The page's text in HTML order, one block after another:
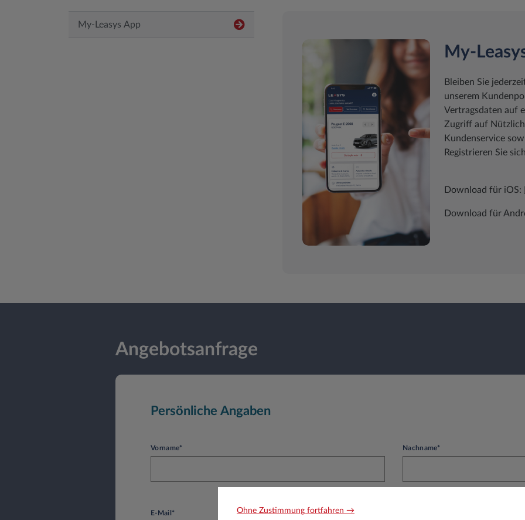
My-Leasys App
My-
Bleiben Sie
unserem
Vertragsdaten auf
Zugriff auf
Kundenservice
Registrieren Sie
Download für iOS:
Download für
Angebotsanfrage
Persönliche Angaben
Vorname* Nachname*
E-Mail* Ohne Zustimmung fortfahren →